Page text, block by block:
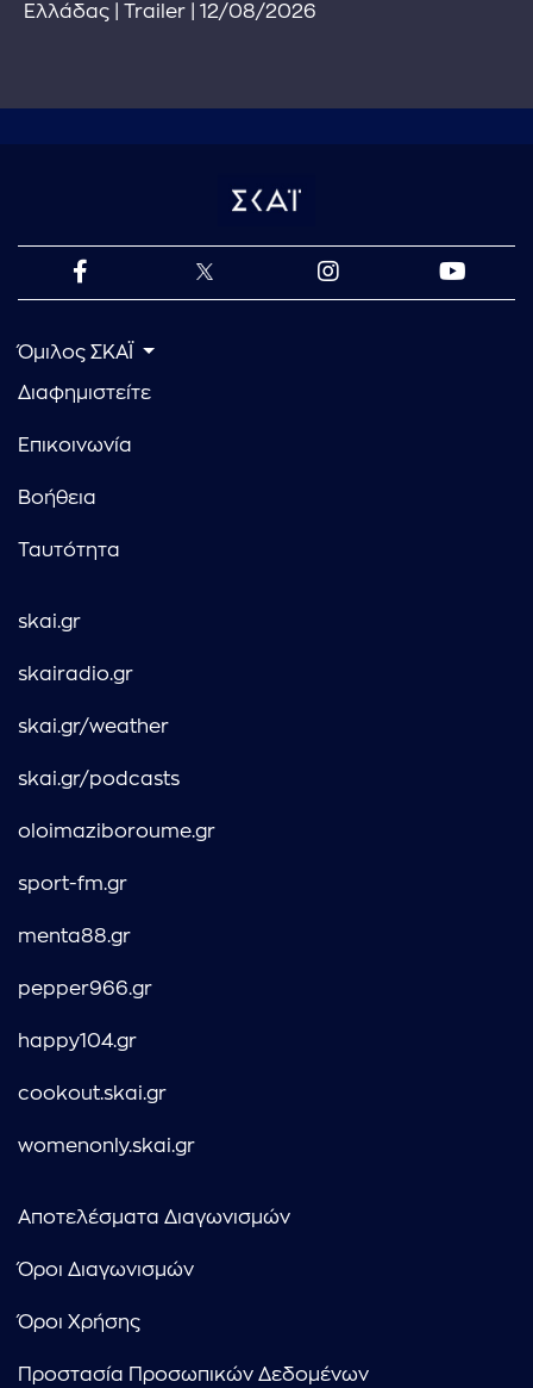
Ελλάδας | Trailer | 12/08/2026
Όμιλος ΣΚΑΪ
Διαφημιστείτε
Επικοινωνία
Βοήθεια
Ταυτότητα
skai.gr
skairadio.gr
skai.gr/weather
skai.gr/podcasts
oloimaziboroume.gr
sport-fm.gr
menta88.gr
pepper966.gr
happy104.gr
cookout.skai.gr
womenonly.skai.gr
Αποτελέσματα Διαγωνισμών
Όροι Διαγωνισμών
Όροι Χρήσης
Προστασία Προσωπικών Δεδομένων